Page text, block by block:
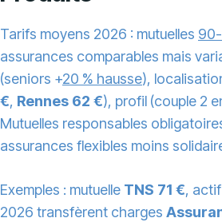
Tarifs moyens 2026 : mutuelles
assurances comparables mais
(seniors +20 % hausse),
€, Rennes 62 €), profil (couple 2
Mutuelles responsables
assurances flexibles moins
Exemples : mutuelle TNS 71 €, actif
2026 transfèrent charges